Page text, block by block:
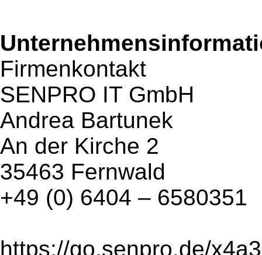
Firmenkontakt
SENPRO IT GmbH
Andrea Bartunek
An der Kirche 2
35463 Fernwald
+49 (0) 6404 – 6580351
https://go.senpro.de/